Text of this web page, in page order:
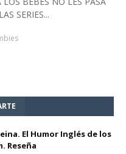
SERIES...
El Humor Inglés de los
Reseña